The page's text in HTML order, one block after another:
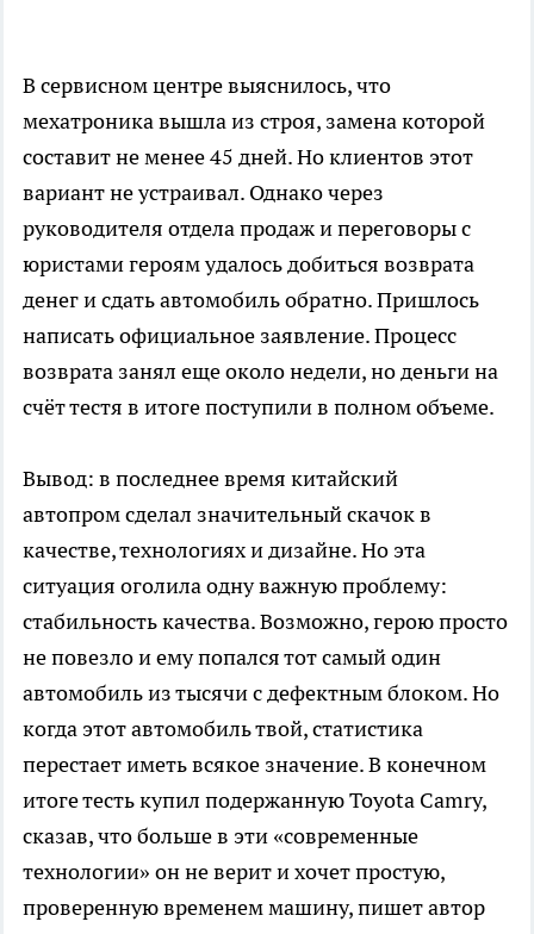
В сервисном центре выяснилось, что
мехатроника вышла из строя, замена которой
составит не менее 45 дней. Но клиентов этот
вариант не устраивал. Однако через
руководителя отдела продаж и переговоры с
юристами героям удалось добиться возврата
денег и сдать автомобиль обратно. Пришлось
написать официальное заявление. Процесс
возврата занял еще около недели, но деньги на
счёт тестя в итоге поступили в полном объеме.
Вывод: в последнее время китайский
автопром сделал значительный скачок в
качестве, технологиях и дизайне. Но эта
ситуация оголила одну важную проблему:
стабильность качества. Возможно, герою просто
не повезло и ему попался тот самый один
автомобиль из тысячи с дефектным блоком. Но
когда этот автомобиль твой, статистика
перестает иметь всякое значение. В конечном
итоге тесть купил подержанную Toyota Camry,
сказав, что больше в эти «современные
технологии» он не верит и хочет простую,
проверенную временем машину, пишет автор